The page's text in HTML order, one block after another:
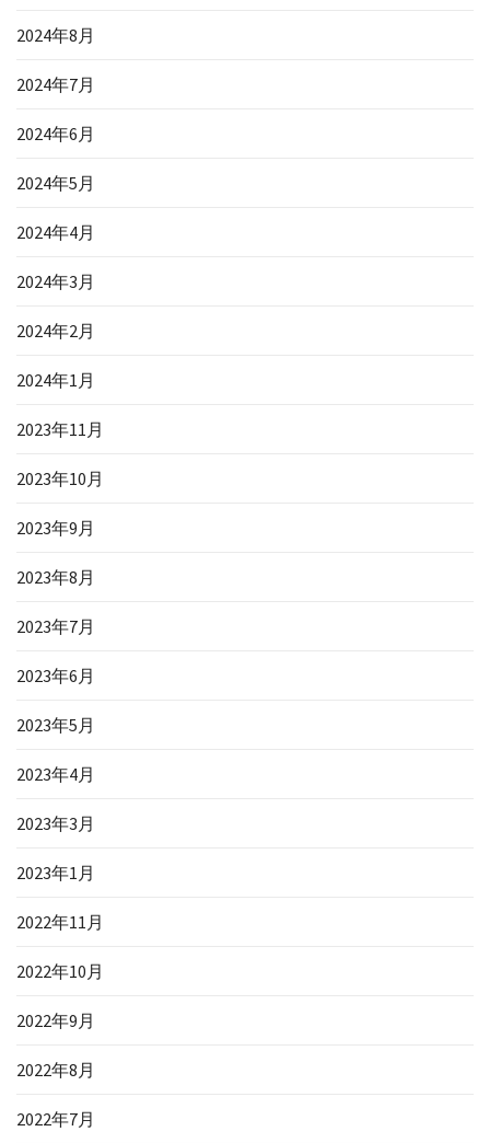
2024年8月
2024年7月
2024年6月
2024年5月
2024年4月
2024年3月
2024年2月
2024年1月
2023年11月
2023年10月
2023年9月
2023年8月
2023年7月
2023年6月
2023年5月
2023年4月
2023年3月
2023年1月
2022年11月
2022年10月
2022年9月
2022年8月
2022年7月